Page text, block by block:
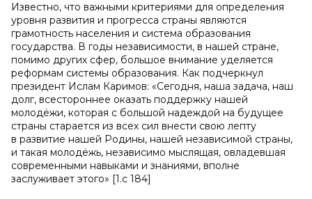
Известно, что важными критериями для определения
уровня развития и прогресса страны являются
грамотность населения и система образования
государства. В годы независимости, в нашей стране,
помимо других сфер, большое внимание уделяется
реформам системы образования. Как подчеркнул
президент Ислам Каримов: «Сегодня, наша задача, наш
долг, всестороннее оказать поддержку нашей
молодёжи, которая с большой надеждой на будущее
страны старается из всех сил внести свою лепту
в развитие нашей Родины, нашей независимой страны,
и такая молодёжь, независимо мыслящая, овладевшая
современными навыками и знаниями, вполне
заслуживает этого» [1.c 184]